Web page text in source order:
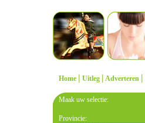
Home | Uitleg | Adverteren |
Maak uw selectie:
Provincie: